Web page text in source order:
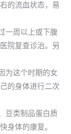
的流血状态，易
一周以上或下腹
院复查诊治。另
为这个时期的女
的身体进行二次
豆类制品蛋白质
身体的康复。